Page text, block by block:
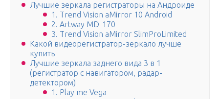
Лучшие зеркала регистраторы на Андроиде
1. Trend Vision aMirror 10 Android
2. Artway MD-170
3. Trend Vision aMirror SlimProLimited
Какой видеорегистратор-зеркало лучше
купить
Лучшие зеркала заднего вида 3 в 1
(регистратор с навигатором, радар-
детектором)
1. Play me Vega